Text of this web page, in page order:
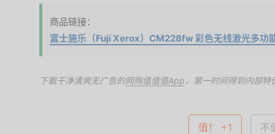
商品链接：
富士施乐（Fuji Xerox）CM228fw 彩色无线激光多功
下载干净清爽无广告的网购值值值App ，第一时间得到内部特
值！ +1 不